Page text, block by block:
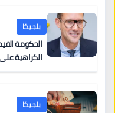
بلجيكا
الحكومة
الكراهية على
بلجيكا